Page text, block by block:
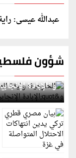
عبدالله عيسى:
شؤون
الخارجية: وثيقة
و"الإبادة